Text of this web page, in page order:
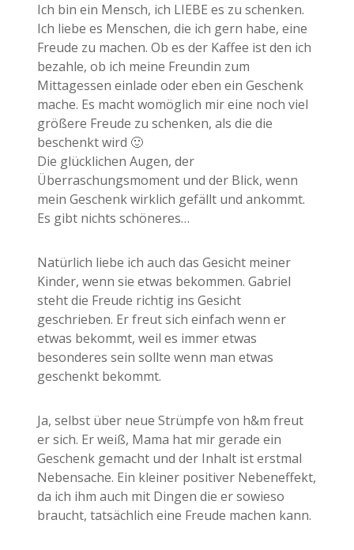
Ich bin ein Mensch, ich LIEBE es zu schenken.
Ich liebe es Menschen, die ich gern habe, eine
Freude zu machen. Ob es der Kaffee ist den ich
bezahle, ob ich meine Freundin zum
Mittagessen einlade oder eben ein Geschenk
mache. Es macht womöglich mir eine noch viel
größere Freude zu schenken, als die die
beschenkt wird 🙂
Die glücklichen Augen, der
Überraschungsmoment und der Blick, wenn
mein Geschenk wirklich gefällt und ankommt.
Es gibt nichts schöneres…
Natürlich liebe ich auch das Gesicht meiner
Kinder, wenn sie etwas bekommen. Gabriel
steht die Freude richtig ins Gesicht
geschrieben. Er freut sich einfach wenn er
etwas bekommt, weil es immer etwas
besonderes sein sollte wenn man etwas
geschenkt bekommt.
Ja, selbst über neue Strümpfe von h&m freut
er sich. Er weiß, Mama hat mir gerade ein
Geschenk gemacht und der Inhalt ist erstmal
Nebensache. Ein kleiner positiver Nebeneffekt,
da ich ihm auch mit Dingen die er sowieso
braucht, tatsächlich eine Freude machen kann.